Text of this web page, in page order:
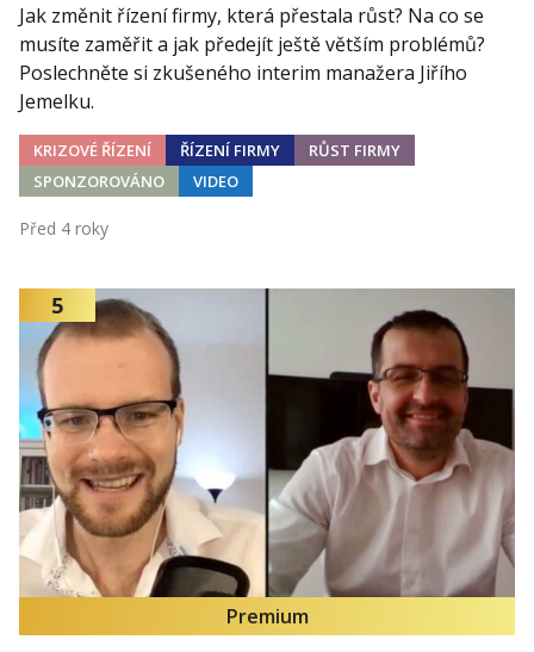
Jak změnit řízení firmy, která přestala růst? Na co se
musíte zaměřit a jak předejít ještě větším problémů?
Poslechněte si zkušeného interim manažera Jiřího
Jemelku.
KRIZOVÉ ŘÍZENÍ ŘÍZENÍ FIRMY
RŮST FIRMY
SPONZOROVÁNO
VIDEO
Před 4 roky
5
Premium